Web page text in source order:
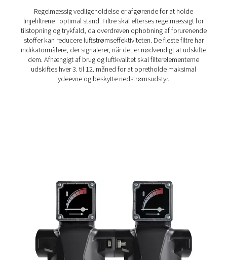
Hvordan fungerer
Ledningsfiltre fungerer ved at opfange forurenende
trykluft strømmer gennem dem. Der findes forskellige
linjefiltre, der er velegnede til forskellige applikationer: